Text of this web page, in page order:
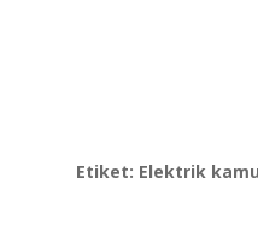
Etiket: Elektrik